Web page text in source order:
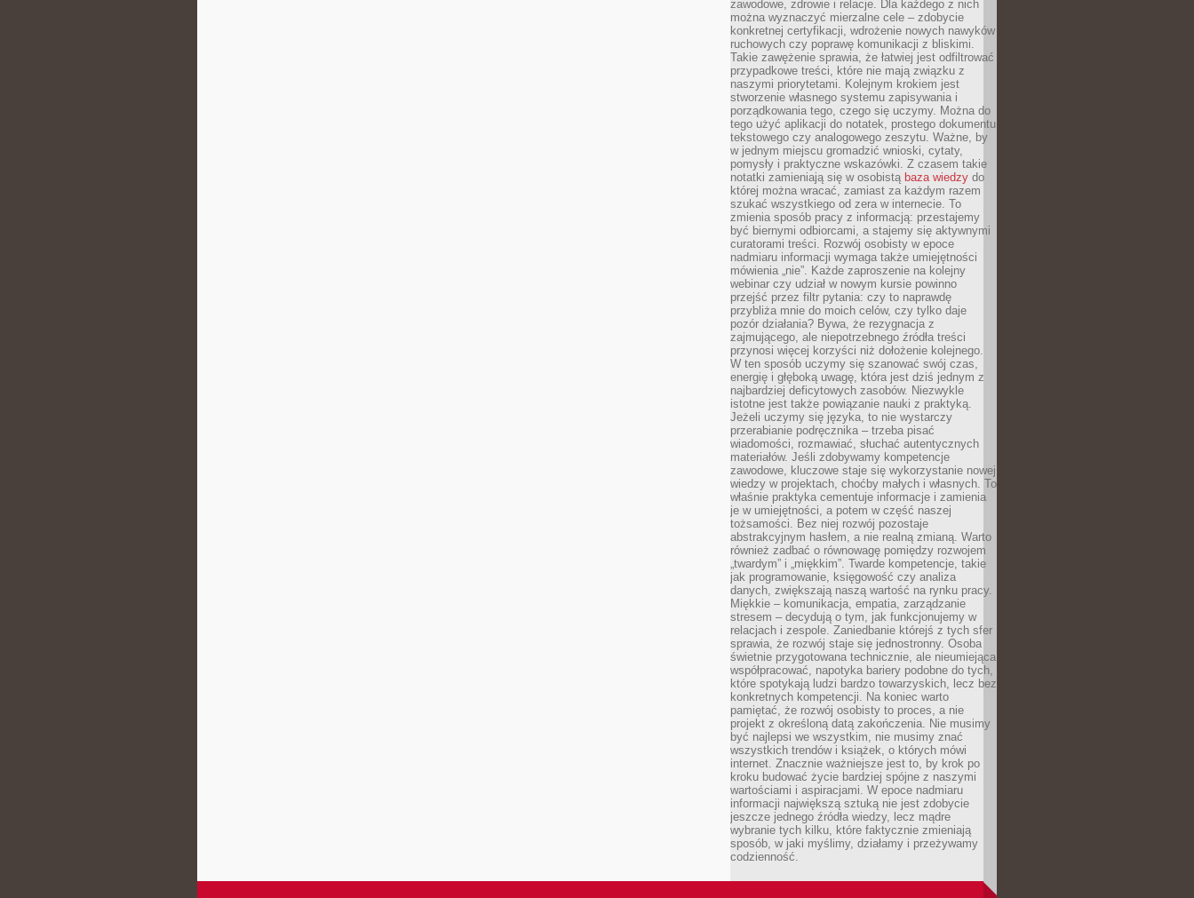
zawodowe, zdrowie i relacje. Dla każdego z nich
można wyznaczyć mierzalne cele – zdobycie
konkretnej certyfikacji, wdrożenie nowych nawyków
ruchowych czy poprawę komunikacji z bliskimi.
Takie zawężenie sprawia, że łatwiej jest odfiltrować
przypadkowe treści, które nie mają związku z
naszymi priorytetami. Kolejnym krokiem jest
stworzenie własnego systemu zapisywania i
porządkowania tego, czego się uczymy. Można do
tego użyć aplikacji do notatek, prostego dokumentu
tekstowego czy analogowego zeszytu. Ważne, by
w jednym miejscu gromadzić wnioski, cytaty,
pomysły i praktyczne wskazówki. Z czasem takie
notatki zamieniają się w osobistą baza wiedzy do
której można wracać, zamiast za każdym razem
szukać wszystkiego od zera w internecie. To
zmienia sposób pracy z informacją: przestajemy
być biernymi odbiorcami, a stajemy się aktywnymi
curatorami treści. Rozwój osobisty w epoce
nadmiaru informacji wymaga także umiejętności
mówienia „nie”. Każde zaproszenie na kolejny
webinar czy udział w nowym kursie powinno
przejść przez filtr pytania: czy to naprawdę
przybliża mnie do moich celów, czy tylko daje
pozór działania? Bywa, że rezygnacja z
zajmującego, ale niepotrzebnego źródła treści
przynosi więcej korzyści niż dołożenie kolejnego.
W ten sposób uczymy się szanować swój czas,
energię i głęboką uwagę, która jest dziś jednym z
najbardziej deficytowych zasobów. Niezwykle
istotne jest także powiązanie nauki z praktyką.
Jeżeli uczymy się języka, to nie wystarczy
przerabianie podręcznika – trzeba pisać
wiadomości, rozmawiać, słuchać autentycznych
materiałów. Jeśli zdobywamy kompetencje
zawodowe, kluczowe staje się wykorzystanie nowej
wiedzy w projektach, choćby małych i własnych. To
właśnie praktyka cementuje informacje i zamienia
je w umiejętności, a potem w część naszej
tożsamości. Bez niej rozwój pozostaje
abstrakcyjnym hasłem, a nie realną zmianą. Warto
również zadbać o równowagę pomiędzy rozwojem
„twardym” i „miękkim”. Twarde kompetencje, takie
jak programowanie, księgowość czy analiza
danych, zwiększają naszą wartość na rynku pracy.
Miękkie – komunikacja, empatia, zarządzanie
stresem – decydują o tym, jak funkcjonujemy w
relacjach i zespole. Zaniedbanie którejś z tych sfer
sprawia, że rozwój staje się jednostronny. Osoba
świetnie przygotowana technicznie, ale nieumiejąca
współpracować, napotyka bariery podobne do tych,
które spotykają ludzi bardzo towarzyskich, lecz bez
konkretnych kompetencji. Na koniec warto
pamiętać, że rozwój osobisty to proces, a nie
projekt z określoną datą zakończenia. Nie musimy
być najlepsi we wszystkim, nie musimy znać
wszystkich trendów i książek, o których mówi
internet. Znacznie ważniejsze jest to, by krok po
kroku budować życie bardziej spójne z naszymi
wartościami i aspiracjami. W epoce nadmiaru
informacji największą sztuką nie jest zdobycie
jeszcze jednego źródła wiedzy, lecz mądre
wybranie tych kilku, które faktycznie zmieniają
sposób, w jaki myślimy, działamy i przeżywamy
codzienność.